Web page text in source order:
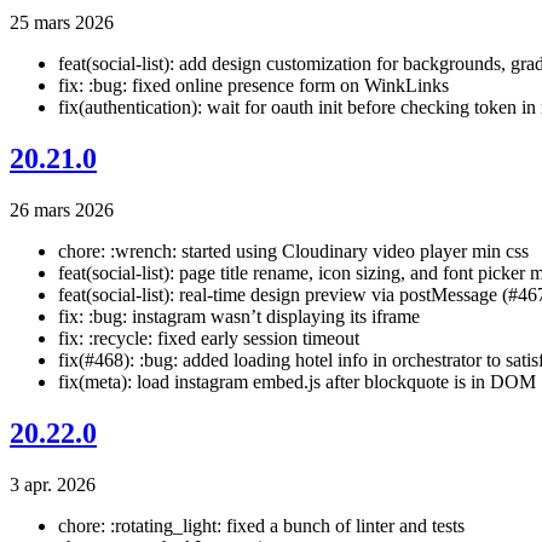
25 mars 2026
feat(social-list): add design customization for backgrounds,
fix: :bug: fixed online presence form on WinkLinks
fix(authentication): wait for oauth init before checking token in
20.21.0
26 mars 2026
chore: :wrench: started using Cloudinary video player min css
feat(social-list): page title rename, icon sizing, and font picker
feat(social-list): real-time design preview via postMessage
fix: :bug: instagram wasn’t displaying its iframe
fix: :recycle: fixed early session timeout
fix(#468): :bug: added loading hotel info in orchestrator to
fix(meta): load instagram embed.js after blockquote is in DOM
20.22.0
3 apr. 2026
chore: :rotating_light: fixed a bunch of linter and tests